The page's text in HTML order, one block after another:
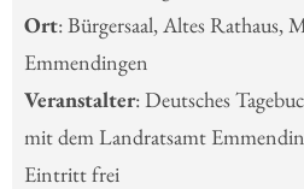
Ort: Bürgersaal, Altes Rathaus,
Emmendingen
Veranstalter: Deutsches
mit dem Landratsamt
Eintritt frei